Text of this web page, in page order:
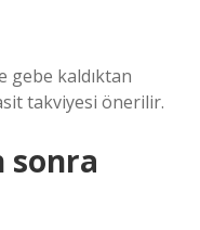
gebe kaldıktan
takviyesi önerilir.
sonra